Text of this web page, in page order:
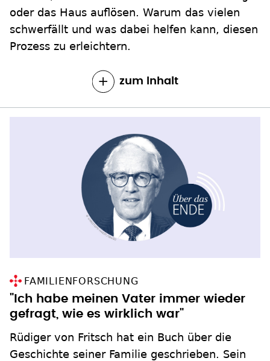
oder das Haus auflösen. Warum das vielen
schwerfällt und was dabei helfen kann, diesen
Prozess zu erleichtern.
zum Inhalt
FAMILIENFORSCHUNG
"Ich habe meinen Vater immer wieder
gefragt, wie es wirklich war"
Rüdiger von Fritsch hat ein Buch über die
Geschichte seiner Familie geschrieben. Sein